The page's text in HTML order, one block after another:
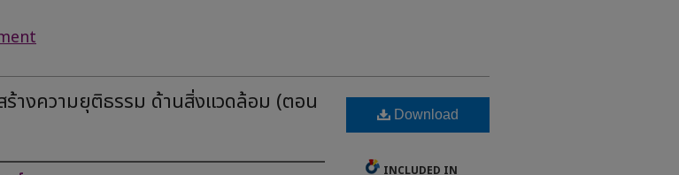
ร้างความยุติธรรม ด้านสิ่งแวดล้อม (ตอน Download
INCLUDED IN